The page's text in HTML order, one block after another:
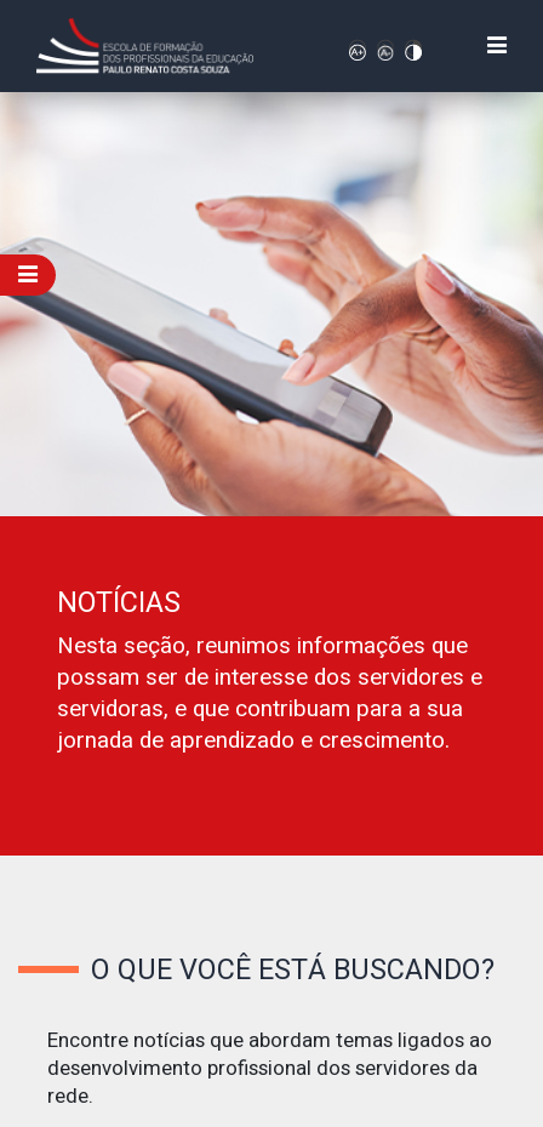
NOTÍCIAS
Nesta seção, reunimos informações que
possam ser de interesse dos servidores e
servidoras, e que contribuam para a sua
jornada de aprendizado e crescimento.
O QUE VOCÊ ESTÁ BUSCANDO?
Encontre notícias que abordam temas ligados ao
desenvolvimento profissional dos servidores da
rede.